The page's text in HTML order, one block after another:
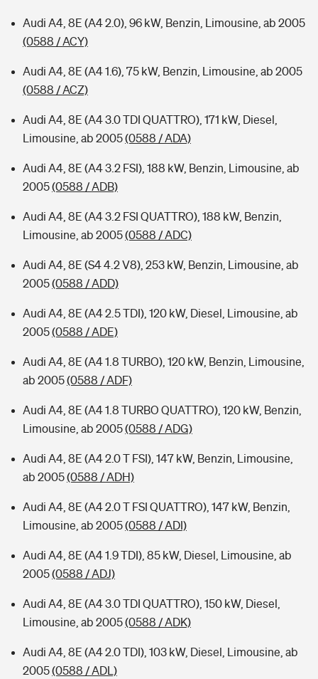
Audi A4, 8E (A4 2.0), 96 kW, Benzin, Limousine, ab 2005
(0588 / ACY)
Audi A4, 8E (A4 1.6), 75 kW, Benzin, Limousine, ab 2005
(0588 / ACZ)
Audi A4, 8E (A4 3.0 TDI QUATTRO), 171 kW, Diesel,
Limousine, ab 2005(0588 / ADA)
Audi A4, 8E (A4 3.2 FSI), 188 kW, Benzin, Limousine, ab
2005(0588 / ADB)
Audi A4, 8E (A4 3.2 FSI QUATTRO), 188 kW, Benzin,
Limousine, ab 2005(0588 / ADC)
Audi A4, 8E (S4 4.2 V8), 253 kW, Benzin, Limousine, ab
2005(0588 / ADD)
Audi A4, 8E (A4 2.5 TDI), 120 kW, Diesel, Limousine, ab
2005(0588 / ADE)
Audi A4, 8E (A4 1.8 TURBO), 120 kW, Benzin, Limousine,
ab 2005(0588 / ADF)
Audi A4, 8E (A4 1.8 TURBO QUATTRO), 120 kW, Benzin,
Limousine, ab 2005(0588 / ADG)
Audi A4, 8E (A4 2.0 T FSI), 147 kW, Benzin, Limousine,
ab 2005(0588 / ADH)
Audi A4, 8E (A4 2.0 T FSI QUATTRO), 147 kW, Benzin,
Limousine, ab 2005(0588 / ADI)
Audi A4, 8E (A4 1.9 TDI), 85 kW, Diesel, Limousine, ab
2005(0588 / ADJ)
Audi A4, 8E (A4 3.0 TDI QUATTRO), 150 kW, Diesel,
Limousine, ab 2005(0588 / ADK)
Audi A4, 8E (A4 2.0 TDI), 103 kW, Diesel, Limousine, ab
2005(0588 / ADL)